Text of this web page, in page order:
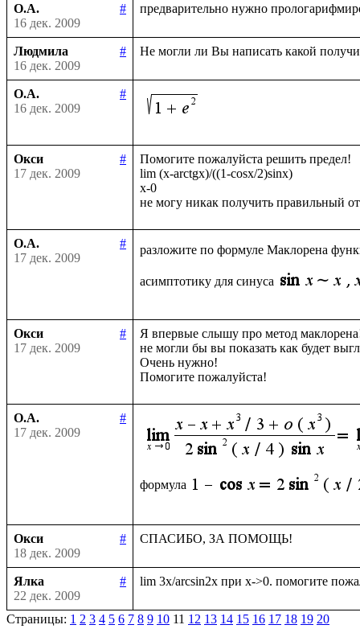
О.А.
#
16 дек. 2009
Людмила
#
16 дек. 2009
О.А.
#
16 дек. 2009
Окси
#
17 дек. 2009
Помогите пожалуйста решить предел!
lim (x-arctgx)/((1-cosx/2)sinx)
x-0
О.А.
#
17 дек. 2009
разложите по формуле Маклорена
асимптотику для синуса
Окси
#
17 дек. 2009
Я впервые слышу про метод
не могли бы вы показать как будет
Очень нужно!
О.А.
#
17 дек. 2009
формула
Окси
#
18 дек. 2009
Ялка
#
22 дек. 2009
Страницы: 1 2 3 4 5 6 7 8 9 10 11 12 13 14 15 16 17 18 19 20